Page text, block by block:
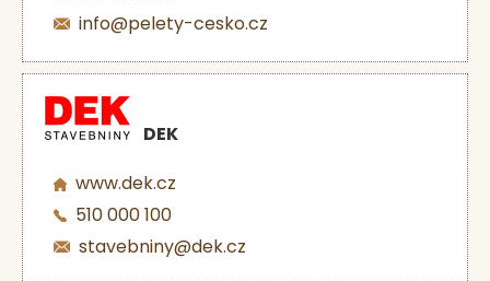
info@pelety-cesko.cz
DEK
www.dek.cz
510 000 100
stavebniny@dek.cz